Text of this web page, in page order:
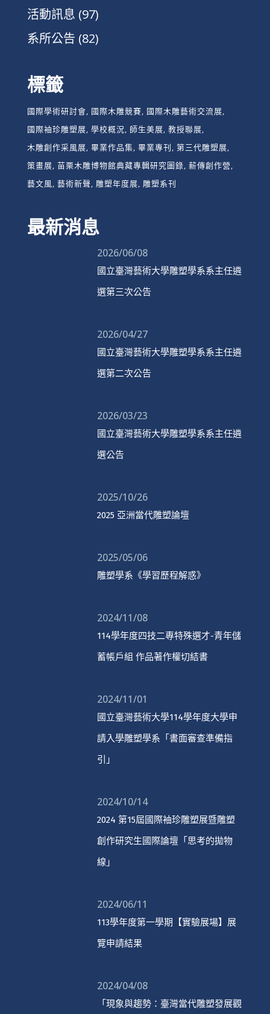
活動訊息 (97)
系所公告 (82)
標籤
國際學術研討會 國際木雕競賽 國際木雕藝術交流展
國際袖珍雕塑展 學校概況 師生美展 教授聯展
木雕創作采風展 畢業作品集 畢業專刊 第三代雕塑展
策畫展 苗栗木雕博物館典藏專輯研究圖錄 薪傳創作營
藝文風 藝術新聲 雕塑年度展 雕塑系刊
最新消息
2026/06/08
國立臺灣藝術大學雕塑學系系主任遴
選第三次公告
2026/04/27
國立臺灣藝術大學雕塑學系系主任遴
選第二次公告
2026/03/23
國立臺灣藝術大學雕塑學系系主任遴
選公告
2025/10/26
2025 亞洲當代雕塑論壇
2025/05/06
雕塑學系《學習歷程解惑》
2024/11/08
114學年度四技二專特殊選才-青年儲
蓄帳戶組 作品著作權切結書
2024/11/01
國立臺灣藝術大學114學年度大學申
請入學雕塑學系「書面審查準備指
引」
2024/10/14
2024 第15屆國際袖珍雕塑展暨雕塑
創作研究生國際論壇「思考的拋物
線」
2024/06/11
113學年度第一學期【實驗展場】展
覽申請結果
2024/04/08
「現象與趨勢：臺灣當代雕塑發展觀